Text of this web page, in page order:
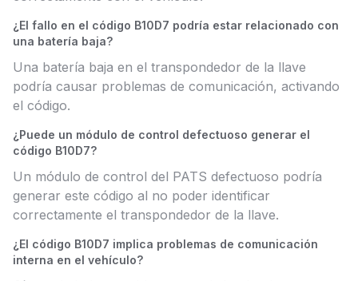
¿El fallo en el código B10D7 podría estar relacionado con
una batería baja?
Una batería baja en el transpondedor de la llave
podría causar problemas de comunicación, activando
el código.
¿Puede un módulo de control defectuoso generar el
código B10D7?
Un módulo de control del PATS defectuoso podría
generar este código al no poder identificar
correctamente el transpondedor de la llave.
¿El código B10D7 implica problemas de comunicación
interna en el vehículo?